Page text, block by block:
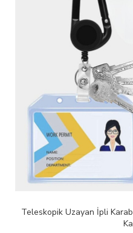
Peluş Zar